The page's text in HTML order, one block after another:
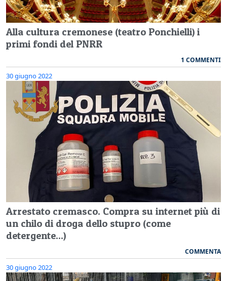
Alla cultura cremonese (teatro Ponchielli) i
primi fondi del PNRR
1 COMMENTI
30 giugno 2022
Arrestato cremasco. Compra su internet più di
un chilo di droga dello stupro (come
detergente...)
COMMENTA
30 giugno 2022